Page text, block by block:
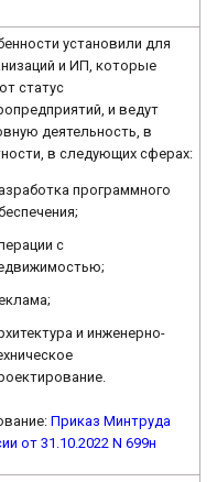
установили для
и ИП, которые
статус
и ведут
деятельность, в
в следующих сферах:
программного
с
и инженерно-
Приказ Минтруда
от 31.10.2022 N 699н